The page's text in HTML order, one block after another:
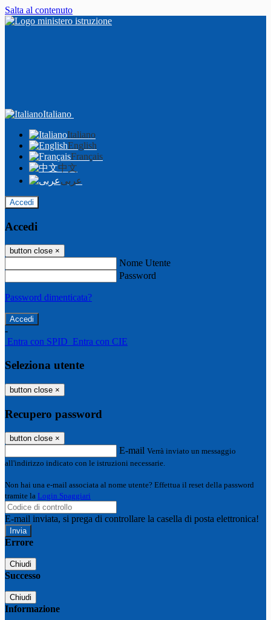
Salta al contenuto
Italiano
Italiano
English
Français
中文
عربى
Accedi
Accedi
button close ×
Nome Utente
Password
Password dimenticata?
-
Entra con SPID Entra con CIE
Seleziona utente
button close ×
Recupero password
button close ×
E-mail Verrà inviato un messaggio
all'indirizzo indicato con le istruzioni necessarie.
Non hai una e-mail associata al nome utente? Effettua il reset della password
tramite la Login Spaggiari
E-mail inviata, si prega di controllare la casella di posta elettronica!
Errore
Chiudi
Successo
Chiudi
Informazione